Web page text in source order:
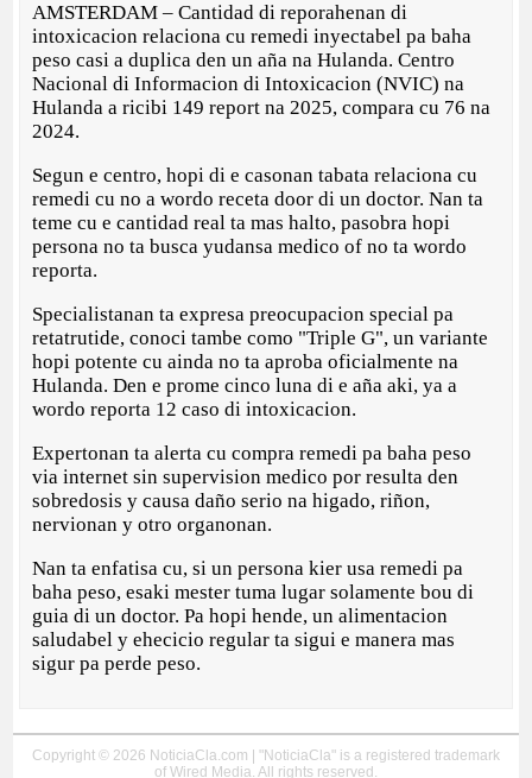
AMSTERDAM – Cantidad di reporahenan di
intoxicacion relaciona cu remedi inyectabel pa baha
peso casi a duplica den un aña na Hulanda. Centro
Nacional di Informacion di Intoxicacion (NVIC) na
Hulanda a ricibi 149 report na 2025, compara cu 76 na
2024.
Segun e centro, hopi di e casonan tabata relaciona cu
remedi cu no a wordo receta door di un doctor. Nan ta
teme cu e cantidad real ta mas halto, pasobra hopi
persona no ta busca yudansa medico of no ta wordo
reporta.
Specialistanan ta expresa preocupacion special pa
retatrutide, conoci tambe como "Triple G", un variante
hopi potente cu ainda no ta aproba oficialmente na
Hulanda. Den e prome cinco luna di e aña aki, ya a
wordo reporta 12 caso di intoxicacion.
Expertonan ta alerta cu compra remedi pa baha peso
via internet sin supervision medico por resulta den
sobredosis y causa daño serio na higado, riñon,
nervionan y otro organonan.
Nan ta enfatisa cu, si un persona kier usa remedi pa
baha peso, esaki mester tuma lugar solamente bou di
guia di un doctor. Pa hopi hende, un alimentacion
saludabel y ehecicio regular ta sigui e manera mas
sigur pa perde peso.
Copyright © 2026 NoticiaCla.com | "NoticiaCla" is a registered trademark
of Wired Media. All rights reserved.